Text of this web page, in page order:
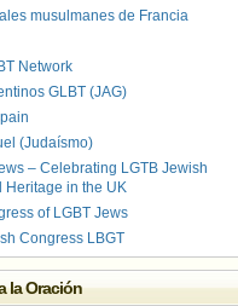
musulmanes de Francia
Network
GLBT (JAG)
(Judaísmo)
– Celebrating LGTB Jewish
Heritage in the UK
of LGBT Jews
Congress LBGT
la Oración